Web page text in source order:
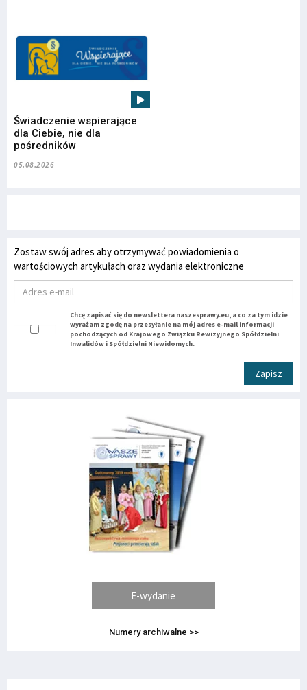
Świadczenie wspierające
dla Ciebie, nie dla
pośredników
05.08.2026
Zostaw swój adres aby otrzymywać powiadomienia o
wartościowych artykułach oraz wydania elektroniczne
Chcę zapisać się do newslettera naszesprawy.eu, a co za tym idzie
wyrażam zgodę na przesyłanie na mój adres e-mail informacji
pochodzących od Krajowego Związku Rewizyjnego Spółdzielni
Inwalidów i Spółdzielni Niewidomych.
Zapisz
E-wydanie
Numery archiwalne >>